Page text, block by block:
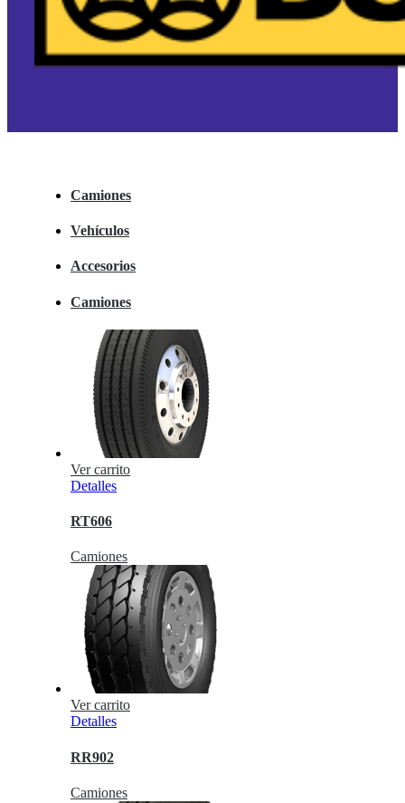
Camiones
Vehículos
Accesorios
Camiones
Ver carrito
Detalles
RT606
Camiones
Ver carrito
Detalles
RR902
Camiones